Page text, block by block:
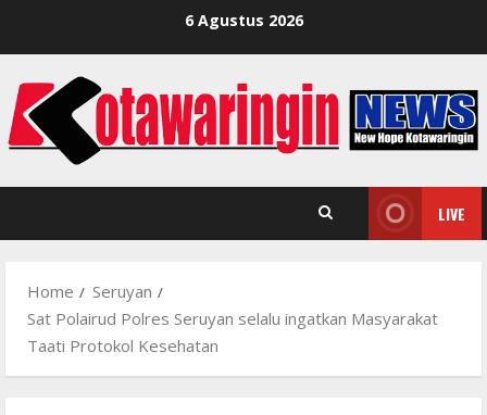
6 Agustus 2026
LIVE
Home
Seruyan
Sat Polairud Polres Seruyan selalu ingatkan Masyarakat
Taati Protokol Kesehatan